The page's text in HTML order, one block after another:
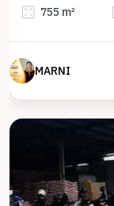
755 m²
MARNI